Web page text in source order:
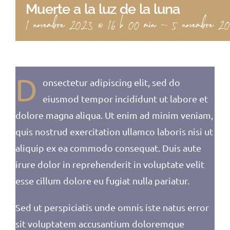
Muerte a la luz de la luna
1 novembre 2023 @ 16 h 00 min-5 novembre
D
onsectetur adipiscing elit, sed do
eiusmod tempor incididunt ut labore et
dolore magna aliqua. Ut enim ad minim veniam,
quis nostrud exercitation ullamco laboris nisi ut
aliquip ex ea commodo consequat. Duis aute
irure dolor in reprehenderit in voluptate velit
esse cillum dolore eu fugiat nulla pariatur.
Sed ut perspiciatis unde omnis iste natus error
sit voluptatem accusantium doloremque